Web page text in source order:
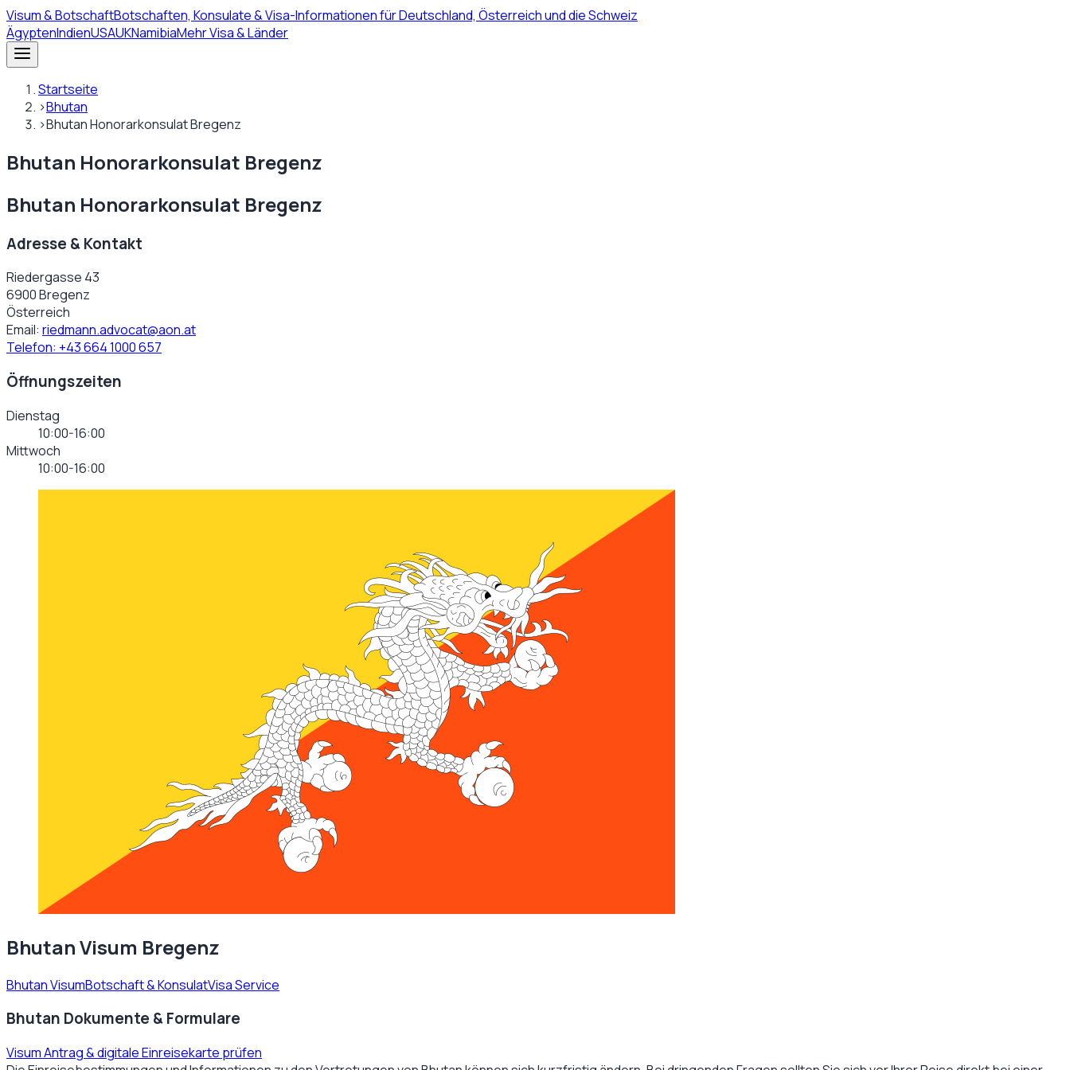
Visum& BotschaftBotschaften, Konsulate & Visa-Informationen für Deutschland, Österreich und die Schweiz
ÄgyptenIndienUSAUKNamibiaMehr Visa & Länder
Startseite
›Bhutan
›Bhutan Honorarkonsulat Bregenz
Bhutan Honorarkonsulat Bregenz
Bhutan Honorarkonsulat Bregenz
Adresse & Kontakt
Riedergasse 43
6900 Bregenz
Österreich
Email: riedmann.advocat@aon.at
Telefon: +43 664 1000 657
Öffnungszeiten
Dienstag
10:00-16:00
Mittwoch
10:00-16:00
Bhutan Visum Bregenz
Bhutan VisumBotschaft & KonsulatVisa Service
Bhutan Dokumente & Formulare
Visum Antrag & digitale Einreisekarte prüfen